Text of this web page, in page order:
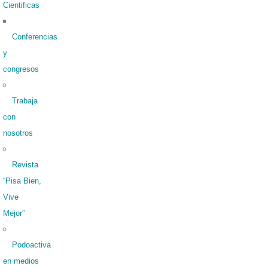
Cientificas
Conferencias
y
congresos
Trabaja
con
nosotros
Revista
“Pisa Bien,
Vive
Mejor”
Podoactiva
en medios